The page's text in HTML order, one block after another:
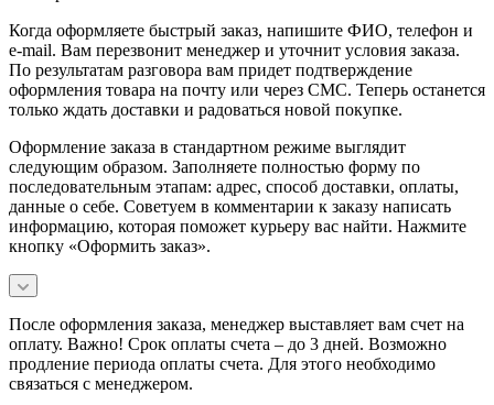
Когда оформляете быстрый заказ, напишите ФИО, телефон и
e-mail. Вам перезвонит менеджер и уточнит условия заказа.
По результатам разговора вам придет подтверждение
оформления товара на почту или через СМС. Теперь останется
только ждать доставки и радоваться новой покупке.
Оформление заказа в стандартном режиме выглядит
следующим образом. Заполняете полностью форму по
последовательным этапам: адрес, способ доставки, оплаты,
данные о себе. Советуем в комментарии к заказу написать
информацию, которая поможет курьеру вас найти. Нажмите
кнопку «Оформить заказ».
После оформления заказа, менеджер выставляет вам счет на
оплату. Важно! Срок оплаты счета – до 3 дней. Возможно
продление периода оплаты счета. Для этого необходимо
связаться с менеджером.